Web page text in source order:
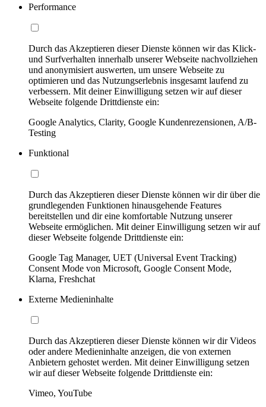
Performance
Durch das Akzeptieren dieser Dienste können wir das Klick-
und Surfverhalten innerhalb unserer Webseite nachvollziehen
und anonymisiert auswerten, um unsere Webseite zu
optimieren und das Nutzungserlebnis insgesamt laufend zu
verbessern. Mit deiner Einwilligung setzen wir auf dieser
Webseite folgende Drittdienste ein:
Google Analytics, Clarity, Google Kundenrezensionen, A/B-
Testing
Funktional
Durch das Akzeptieren dieser Dienste können wir dir über die
grundlegenden Funktionen hinausgehende Features
bereitstellen und dir eine komfortable Nutzung unserer
Webseite ermöglichen. Mit deiner Einwilligung setzen wir auf
dieser Webseite folgende Drittdienste ein:
Google Tag Manager, UET (Universal Event Tracking)
Consent Mode von Microsoft, Google Consent Mode,
Klarna, Freshchat
Externe Medieninhalte
Durch das Akzeptieren dieser Dienste können wir dir Videos
oder andere Medieninhalte anzeigen, die von externen
Anbietern gehostet werden. Mit deiner Einwilligung setzen
wir auf dieser Webseite folgende Drittdienste ein:
Vimeo, YouTube